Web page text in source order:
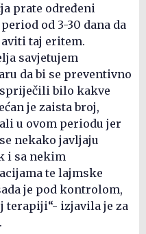
prate određeni
od 3-30 dana da
taj eritem.
savjetujem
da bi se preventivno
bilo kakve
je zaista broj,
u ovom periodu jer
nekako javljaju
i sa nekim
te lajmske
je pod kontrolom,
terapiji“- izjavila je za